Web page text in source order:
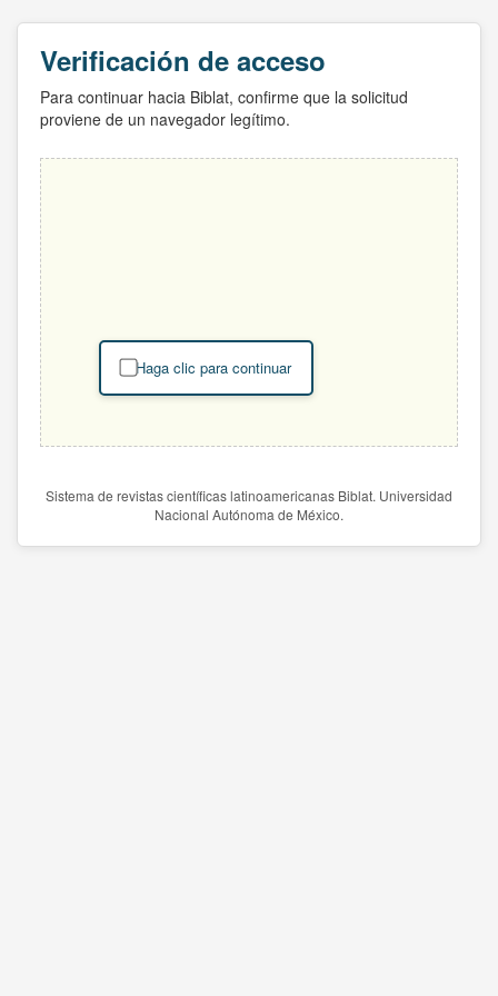
Verificación de acceso
Para continuar hacia Biblat, confirme que la solicitud
proviene de un navegador legítimo.
Haga clic para continuar
Sistema de revistas científicas latinoamericanas Biblat. Universidad
Nacional Autónoma de México.